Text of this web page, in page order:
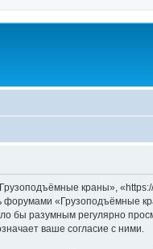
краны»,
форумами «Грузоподъёмные
разумным регулярно
ваше согласие с ними.